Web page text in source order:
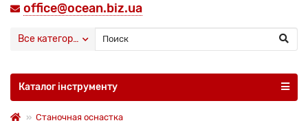
office@ocean.biz.ua
Все категории
Каталог інструменту
Станочная оснастка